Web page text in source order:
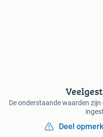
De onderstaande waarden
Deel